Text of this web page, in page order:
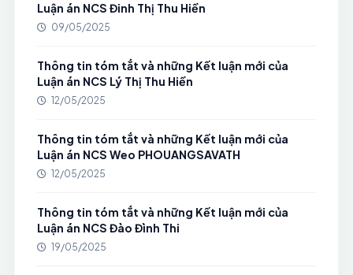
Luận án NCS Đinh Thị Thu Hiền
09/05/2025
Thông tin tóm tắt và những Kết luận mới của
Luận án NCS Lý Thị Thu Hiền
12/05/2025
Thông tin tóm tắt và những Kết luận mới của
Luận án NCS Weo PHOUANGSAVATH
12/05/2025
Thông tin tóm tắt và những Kết luận mới của
Luận án NCS Đào Đình Thi
19/05/2025